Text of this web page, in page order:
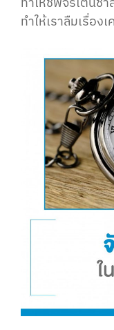
ทำให้เราลืมเรื่อง